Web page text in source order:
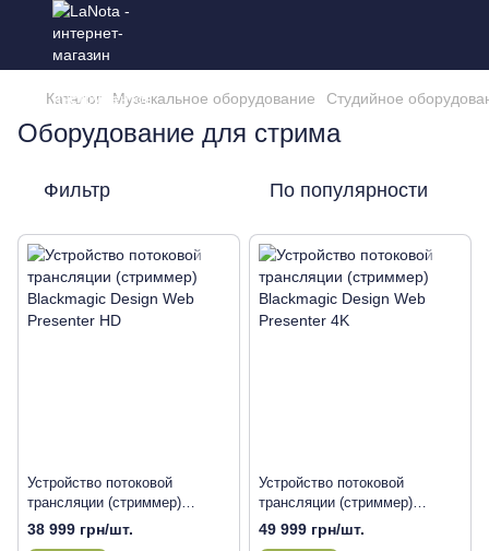
Каталог Музыкальное оборудование Студийное
Оборудование для стрима
Фильтр По популярности
Устройство потоковой
трансляции (стриммер)
Blackmagic Design Web
Presenter HD
38 999 грн/шт.
Устройство потоковой
трансляции (стриммер)
Blackmagic Design Web
Presenter 4K
49 999 грн/шт.